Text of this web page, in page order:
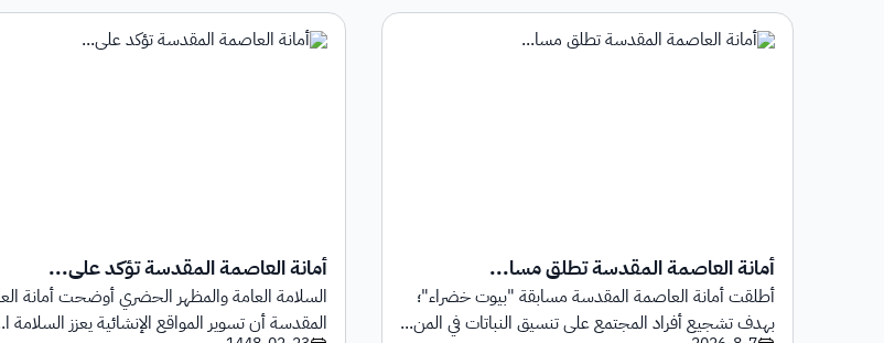
أمانة العاصمة المقدسة تطلق مسا...
أطلقت أمانة العاصمة المقدسة مسابقة "بيوت خضراء"؛
بهدف تشجيع أفراد المجتمع على تنسيق النباتات في المن...
أمانة العاصمة المقدسة تؤكد على...
السلامة العامة والمظهر الحضري أوضحت أمانة
المقدسة أن تسوير المواقع الإنشائية يعزز السلامة